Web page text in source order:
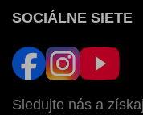
SOCIÁLNE SIETE
Sledujte nás a